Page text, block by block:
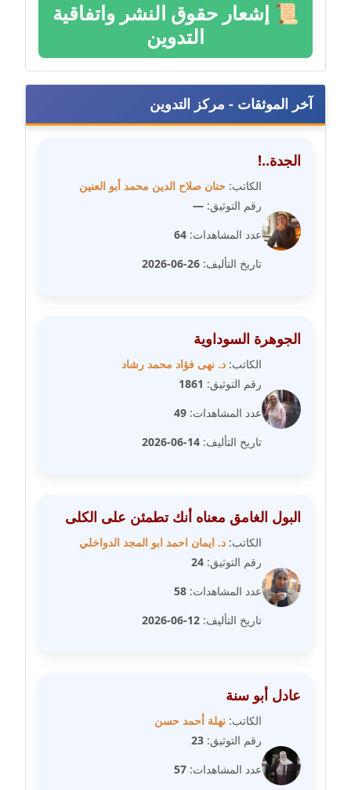
عاملة
مدونة سامح طلعت
عاملة
مدونة سامح فرج
عاملة
مدونة سحر حسب الله
مدونة سعيد زعلوك
معلق
مدونة سلوى بدران
مدونة سلوى محمود
عاملة
عاملة
مدونة سمير حماد
عاملة
عاملة
📜 إشعار حقوق النشر واتفاقية
التدوين
آخر الموثقات - مركز التدوين
الجدة..!
الكاتب: حنان صلاح الدين محمد أبو العنين
رقم التوثيق: —
عدد المشاهدات: 64
تاريخ التأليف: 26-06-2026
الجوهرة السوداوية
الكاتب: د. نهى فؤاد محمد رشاد
رقم التوثيق: 1861
عدد المشاهدات: 49
تاريخ التأليف: 14-06-2026
البول الغامق معناه أنك تطمئن على الكلى
الكاتب: د. ايمان احمد ابو المجد الدواخلي
رقم التوثيق: 24
عدد المشاهدات: 58
تاريخ التأليف: 12-06-2026
عادل أبو سنة
الكاتب: نهلة أحمد حسن
رقم التوثيق: 23
عدد المشاهدات: 57